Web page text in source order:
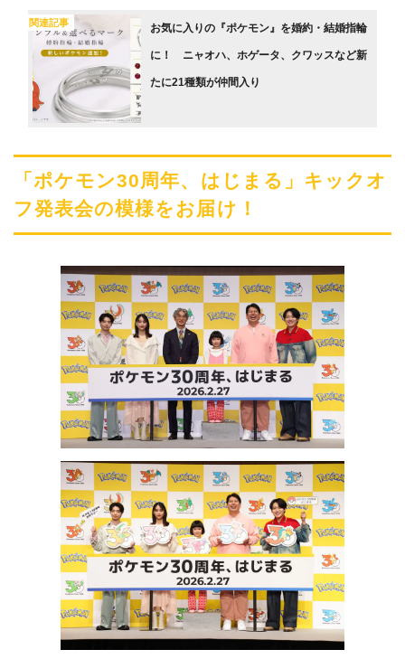
関連記事 お気に入りの『ポケモン』を婚約・結婚指輪
に！ ニャオハ、ホゲータ、クワッスなど新
たに21種類が仲間入り
「ポケモン30周年、はじまる」キックオ
フ発表会の模様をお届け！